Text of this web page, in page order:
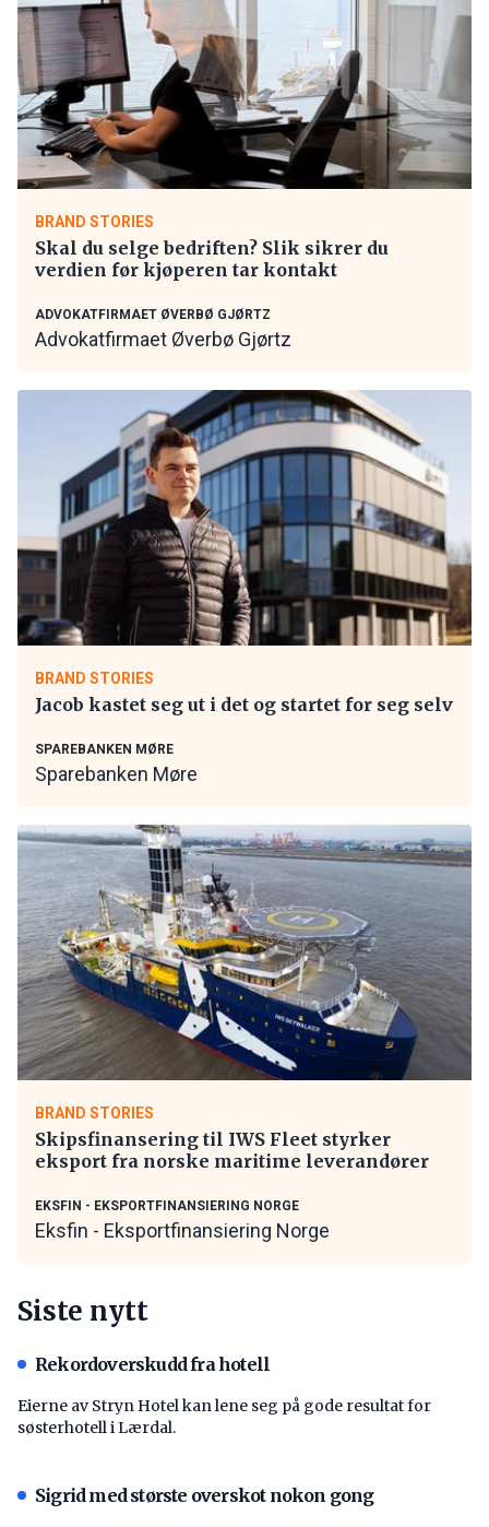
BRAND STORIES
Skal du selge bedriften? Slik sikrer du
verdien før kjøperen tar kontakt
ADVOKATFIRMAET ØVERBØ GJØRTZ
Advokatfirmaet Øverbø Gjørtz
BRAND STORIES
Jacob kastet seg ut i det og startet for seg selv
SPAREBANKEN MØRE
Sparebanken Møre
BRAND STORIES
Skipsfinansering til IWS Fleet styrker
eksport fra norske maritime leverandører
EKSFIN - EKSPORTFINANSIERING NORGE
Eksfin - Eksportfinansiering Norge
Siste nytt
Rekordoverskudd fra hotell
Eierne av Stryn Hotel kan lene seg på gode resultat for
søsterhotell i Lærdal.
Sigrid med største overskot nokon gong